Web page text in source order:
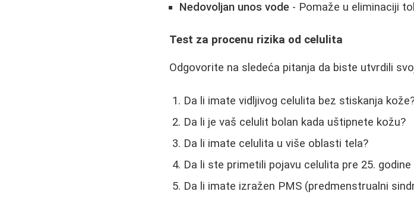
Nedovoljan unos vode - Pomaže u eliminaciji
Test za procenu rizika od celulita
Odgovorite na sledeća pitanja da biste utvrdili
Da li imate vidljivog celulita bez stiskanja
Da li je vaš celulit bolan kada uštipnete kožu?
Da li imate celulita u više oblasti tela?
Da li ste primetili pojavu celulita pre 25.
Da li imate izražen PMS (predmenstrualni